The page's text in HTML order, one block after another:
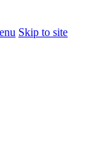
Skip to site